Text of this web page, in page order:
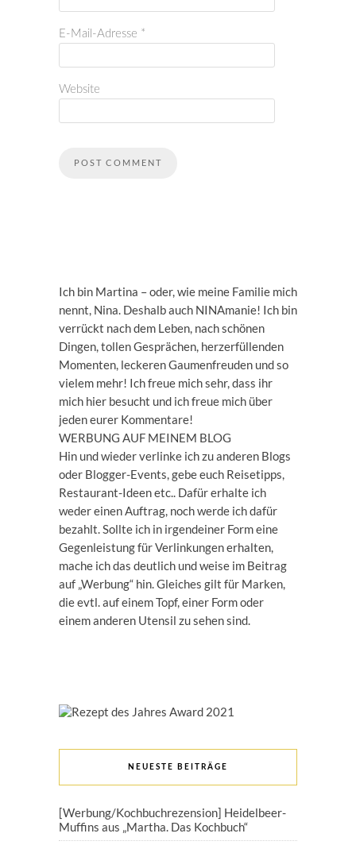
E-Mail-Adresse *
Website
Ich bin Martina – oder, wie meine Familie mich
nennt, Nina. Deshalb auch NINAmanie! Ich bin
verrückt nach dem Leben, nach schönen
Dingen, tollen Gesprächen, herzerfüllenden
Momenten, leckeren Gaumenfreuden und so
vielem mehr! Ich freue mich sehr, dass ihr
mich hier besucht und ich freue mich über
jeden eurer Kommentare!
WERBUNG AUF MEINEM BLOG
Hin und wieder verlinke ich zu anderen Blogs
oder Blogger-Events, gebe euch Reisetipps,
Restaurant-Ideen etc.. Dafür erhalte ich
weder einen Auftrag, noch werde ich dafür
bezahlt. Sollte ich in irgendeiner Form eine
Gegenleistung für Verlinkungen erhalten,
mache ich das deutlich und weise im Beitrag
auf „Werbung“ hin. Gleiches gilt für Marken,
die evtl. auf einem Topf, einer Form oder
einem anderen Utensil zu sehen sind.
NEUESTE BEITRÄGE
[Werbung/Kochbuchrezension] Heidelbeer-
Muffins aus „Martha. Das Kochbuch“